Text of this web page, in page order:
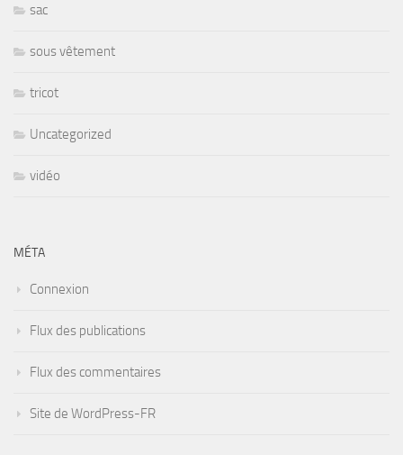
sac
sous vêtement
tricot
Uncategorized
vidéo
MÉTA
Connexion
Flux des publications
Flux des commentaires
Site de WordPress-FR